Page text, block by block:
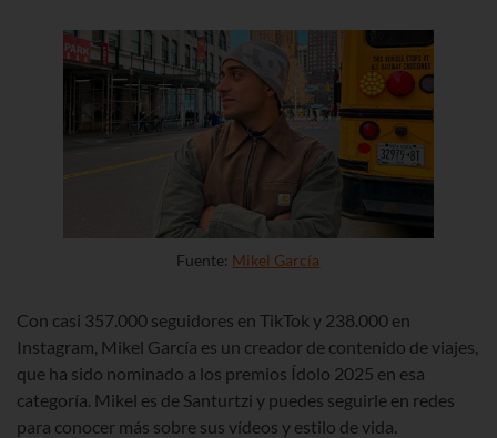
Fuente: Mikel García
Con casi 357.000 seguidores en TikTok y 238.000 en
Instagram, Mikel García es un creador de contenido de viajes,
que ha sido nominado a los premios Ídolo 2025 en esa
categoría. Mikel es de Santurtzi y puedes seguirle en redes
para conocer más sobre sus vídeos y estilo de vida.